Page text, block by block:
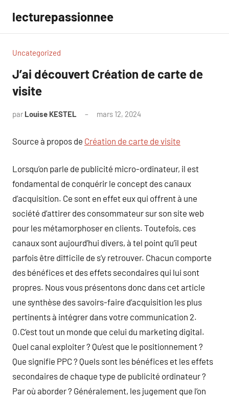
contenu
lecturepassionnee
Uncategorized
J’ai découvert Création de carte de
visite
par Louise KESTEL mars 12, 2024
Source à propos de Création de carte de visite
Lorsqu’on parle de publicité micro-ordinateur, il est
fondamental de conquérir le concept des canaux
d’acquisition. Ce sont en effet eux qui offrent à une
société d’attirer des consommateur sur son site web
pour les métamorphoser en clients. Toutefois, ces
canaux sont aujourd’hui divers, à tel point qu’il peut
parfois être difficile de s’y retrouver. Chacun comporte
des bénéfices et des effets secondaires qui lui sont
propres. Nous vous présentons donc dans cet article
une synthèse des savoirs-faire d’acquisition les plus
pertinents à intégrer dans votre communication 2.
0.C’est tout un monde que celui du marketing digital.
Quel canal exploiter ? Qu’est que le positionnement ?
Que signifie PPC ? Quels sont les bénéfices et les effets
secondaires de chaque type de publicité ordinateur ?
Par où aborder ? Généralement, les jugement que l’on